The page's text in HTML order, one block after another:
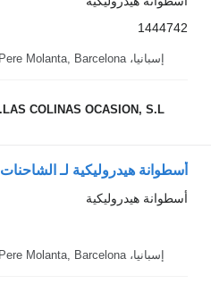
1444742
إسبانيا، Sant Pere Molanta, Barcelona
LAS COLINAS OCASION, S.L.
أسطوانة هيدروليكية لـ الشاحنات DAF XF 105
أسطوانة هيدروليكية
إسبانيا، Sant Pere Molanta, Barcelona